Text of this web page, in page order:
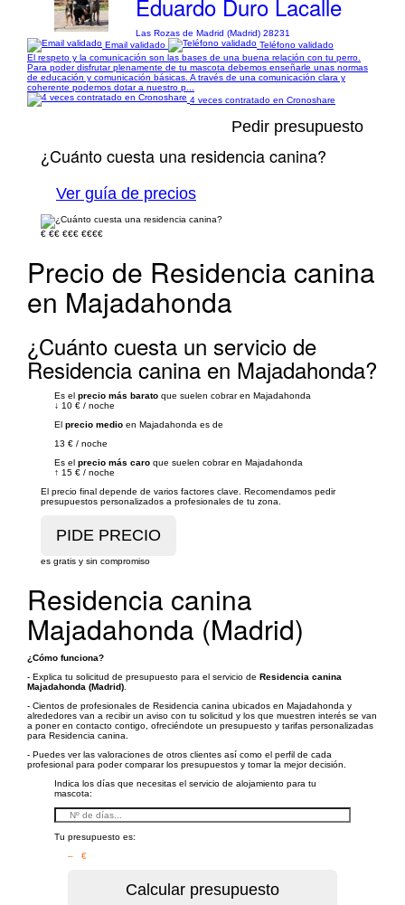
Eduardo Duro Lacalle
Las Rozas de Madrid (Madrid) 28231
Email validado
Teléfono validado
El respeto y la comunicación son las bases de una buena relación con tu perro.
Para poder disfrutar plenamente de tu mascota debemos enseñarle unas normas
de educación y comunicación básicas. A través de una comunicación clara y
coherente podemos dotar a nuestro p...
4 veces contratado en Cronoshare
Pedir presupuesto
¿Cuánto cuesta una residencia canina?
Ver guía de precios
€ €€ €€€ €€€€
Precio de Residencia canina
en Majadahonda
¿Cuánto cuesta un servicio de
Residencia canina en Majadahonda?
Es el precio más barato que suelen cobrar en Majadahonda
↓ 10 € / noche
El precio medio en Majadahonda es de
13 € / noche
Es el precio más caro que suelen cobrar en Majadahonda
↑ 15 € / noche
El precio final depende de varios factores clave. Recomendamos pedir
presupuestos personalizados a profesionales de tu zona.
es gratis y sin compromiso
Residencia canina
Majadahonda (Madrid)
¿Cómo funciona?
- Explica tu solicitud de presupuesto para el servicio de Residencia canina
Majadahonda (Madrid)
- Cientos de profesionales de Residencia canina ubicados en Majadahonda y
alrededores van a recibir un aviso con tu solicitud y los que muestren interés se van
a poner en contacto contigo, ofreciéndote un presupuesto y tarifas personalizadas
para Residencia canina.
- Puedes ver las valoraciones de otros clientes así como el perfil de cada
profesional para poder comparar los presupuestos y tomar la mejor decisión.
Indica los días que necesitas el servicio de alojamiento para tu
mascota:
Tu presupuesto es:
– €